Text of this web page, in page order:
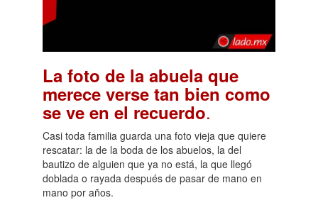
La foto de la abuela que
merece verse tan bien como
se ve en el recuerdo.
Casi toda familia guarda una foto vieja que quiere
rescatar: la de la boda de los abuelos, la del
bautizo de alguien que ya no está, la que llegó
doblada o rayada después de pasar de mano en
mano por años.